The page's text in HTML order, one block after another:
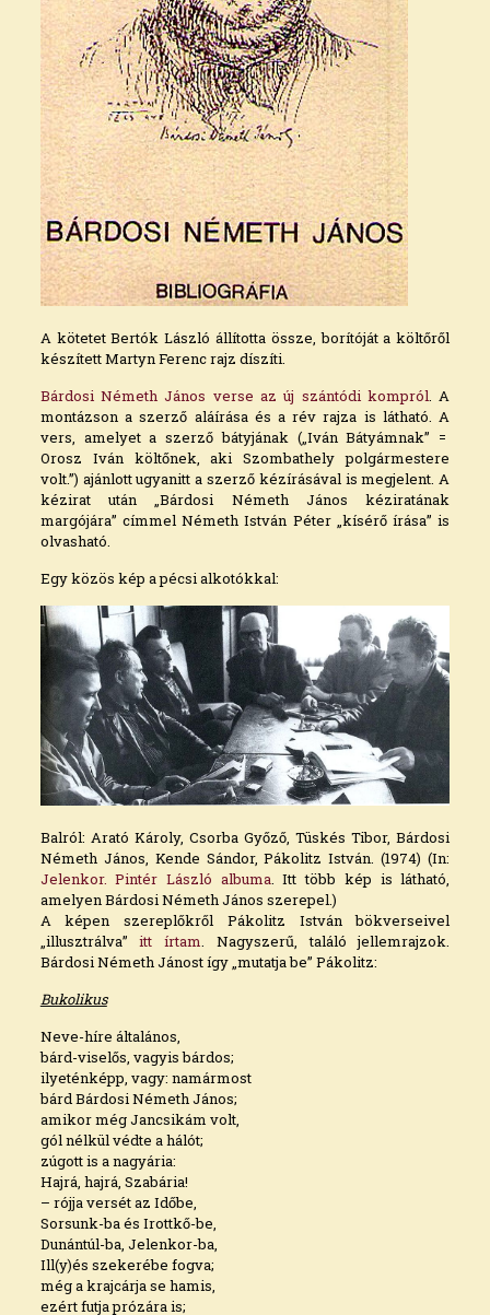
A kötetet Bertók László állította össze, borítóját a költőről
készített Martyn Ferenc rajz díszíti.
Bárdosi Németh János verse az új szántódi kompról . A
montázson a szerző aláírása és a rév rajza is látható. A
vers, amelyet a szerző bátyjának („Iván Bátyámnak” =
Orosz Iván költőnek, aki Szombathely polgármestere
volt.”) ajánlott ugyanitt a szerző kézírásával is megjelent. A
kézirat után „Bárdosi Németh János kéziratának
margójára” címmel Németh István Péter „kísérő írása” is
olvasható.
Egy közös kép a pécsi alkotókkal:
Balról: Arató Károly, Csorba Győző, Tüskés Tibor, Bárdosi
Németh János, Kende Sándor, Pákolitz István. (1974) (In:
Jelenkor. Pintér László albuma. Itt több kép is látható,
amelyen Bárdosi Németh János szerepel.)
A képen szereplőkről Pákolitz István bökverseivel
„illusztrálva”itt írtam. Nagyszerű, találó jellemrajzok.
Bárdosi Németh Jánost így „mutatja be” Pákolitz:
Bukolikus
Neve-híre általános,
bárd-viselős, vagyis bárdos;
ilyeténképp, vagy: namármost
bárd Bárdosi Németh János;
amikor még Jancsikám volt,
gól nélkül védte a hálót;
zúgott is a nagyária:
Hajrá, hajrá, Szabária!
– rójja versét az Időbe,
Sorsunk-ba és Irottkő-be,
Dunántúl-ba, Jelenkor-ba,
Ill(y)és szekerébe fogva;
még a krajcárja se hamis,
ezért futja prózára is;